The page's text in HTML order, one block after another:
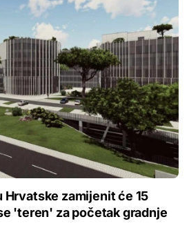
Hrvatske zamijenit će 15
'teren' za početak gradnje